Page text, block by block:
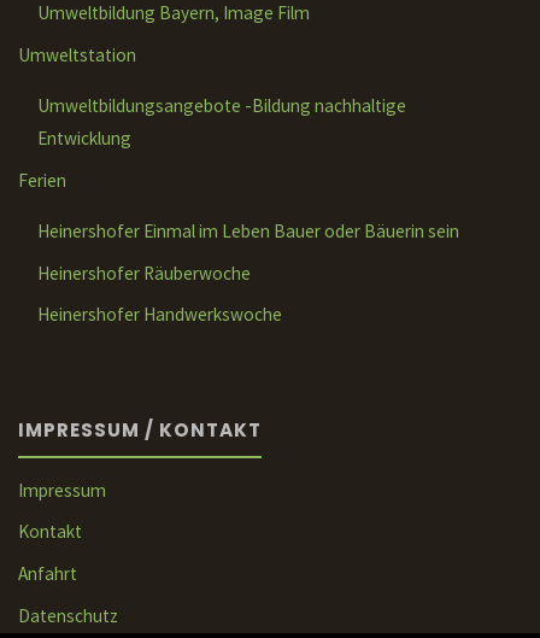
Umweltbildung Bayern, Image Film
Umweltstation
Umweltbildungsangebote -Bildung nachhaltige
Entwicklung
Ferien
Heinershofer Einmal im Leben Bauer oder Bäuerin sein
Heinershofer Räuberwoche
Heinershofer Handwerkswoche
IMPRESSUM / KONTAKT
Impressum
Kontakt
Anfahrt
Datenschutz